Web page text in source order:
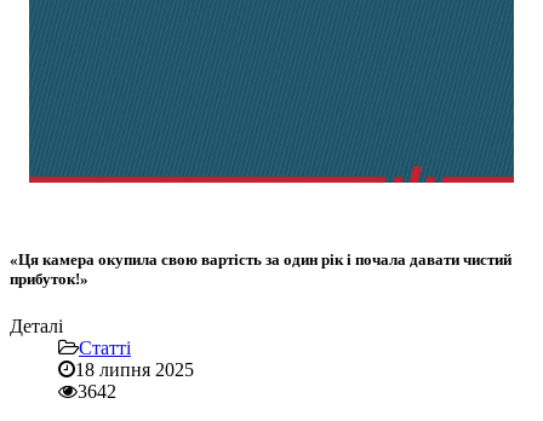
«Ця камера окупила свою вартість за один рік і почала давати чистий
прибуток!»
Деталі
Статті
18 липня 2025
3642